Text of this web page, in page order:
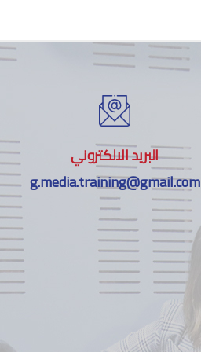
البريد الالكتروني
g.media.training@gmail.com